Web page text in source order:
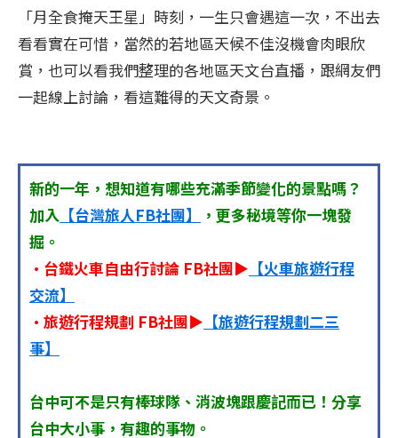
「月全食掩天王星」時刻，一生只會遇這一次，不出去
看看實在可惜，當然的若地區天候不佳沒機會肉眼欣
賞，也可以看我們整理的各地區天文台直播，跟網友們
一起線上討論，看這難得的天文奇景。
新的一年，想知道有哪些充滿季節變化的景點嗎？
加入 【台灣旅人FB社團】
，更多秘境等你一塊發
掘。
•台鐵火車自由行討論 FB社團▶ 【火車旅遊行程
交流】
•旅遊行程規劃 FB社團▶ 【旅遊行程規劃二三
事】
台中可不是只有棒球隊、消波塊跟慶記而已！分享
台中大小事，有趣的事物。